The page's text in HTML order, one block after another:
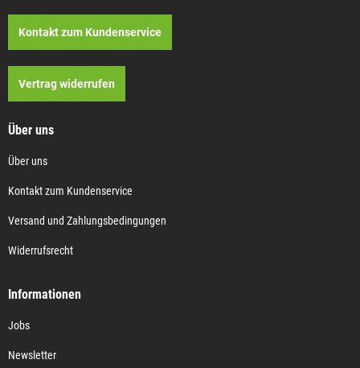
Kontakt zum Kundenservice
Vertrag widerrufen
Über uns
Über uns
Kontakt zum Kundenservice
Versand und Zahlungsbedingungen
Widerrufsrecht
Informationen
Jobs
Newsletter